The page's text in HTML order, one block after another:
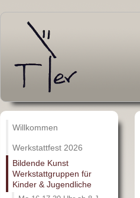
Willkommen
Werkstattfest 2026
Bildende Kunst
Werkstattgruppen für
Kinder & Jugendliche